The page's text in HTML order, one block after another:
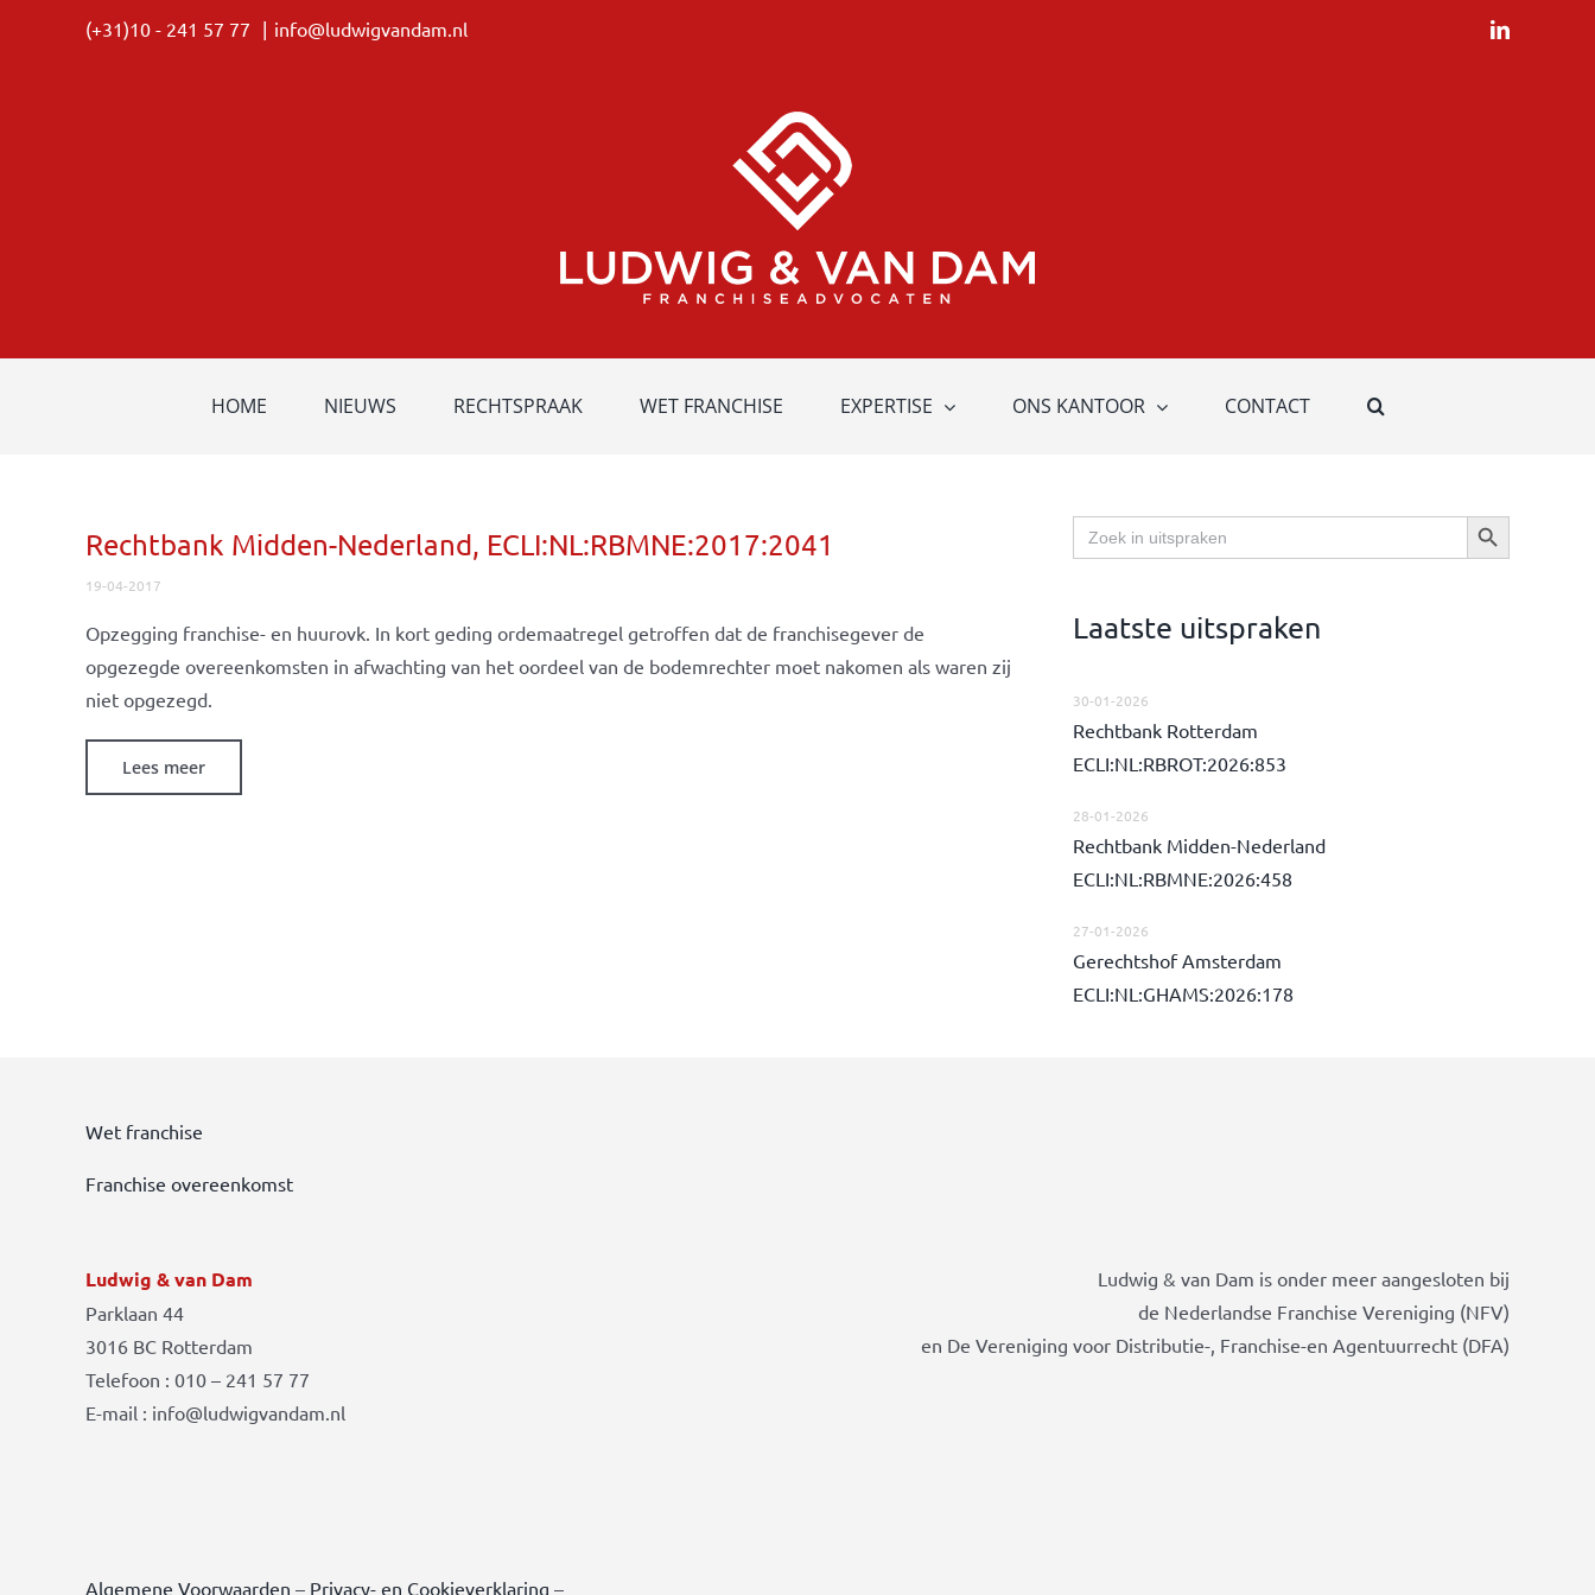
(+31)10 - 241 57 77 | info@ludwigvandam.nl LinkedIn
HOME NIEUWS RECHTSPRAAK WET FRANCHISE EXPERTISE ONS KANTOOR CONTACT
Rechtbank Midden-Nederland, ECLI:NL:RBMNE:2017:2041
19-04-2017
Opzegging franchise- en huurovk. In kort geding ordemaatregel getroffen dat de franchisegever de
opgezegde overeenkomsten in afwachting van het oordeel van de bodemrechter moet nakomen als waren zij
niet opgezegd.
Lees meer
Zoek
naar:
Zoekknop
Laatste uitspraken
30-01-2026
Rechtbank Rotterdam
ECLI:NL:RBROT:2026:853
28-01-2026
Rechtbank Midden-Nederland
ECLI:NL:RBMNE:2026:458
27-01-2026
Gerechtshof Amsterdam
ECLI:NL:GHAMS:2026:178
Wet franchise
Franchise overeenkomst
Ludwig & van Dam
Parklaan 44
3016 BC Rotterdam
Telefoon : 010 – 241 57 77
E-mail : info@ludwigvandam.nl
Ludwig & van Dam is onder meer aangesloten bij
de Nederlandse Franchise Vereniging (NFV)
en De Vereniging voor Distributie-, Franchise-en Agentuurrecht (DFA)
Algemene Voorwaarden – Privacy- en Cookieverklaring –